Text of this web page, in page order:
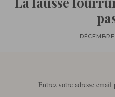
Entrez votre adresse